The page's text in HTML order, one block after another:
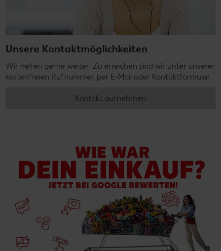
Unsere Kontaktmöglichkeiten
Wir helfen gerne weiter! Zu erreichen sind wir unter unserer
kostenfreien Rufnummer, per E-Mail oder Kontaktformular.
Kontakt aufnehmen